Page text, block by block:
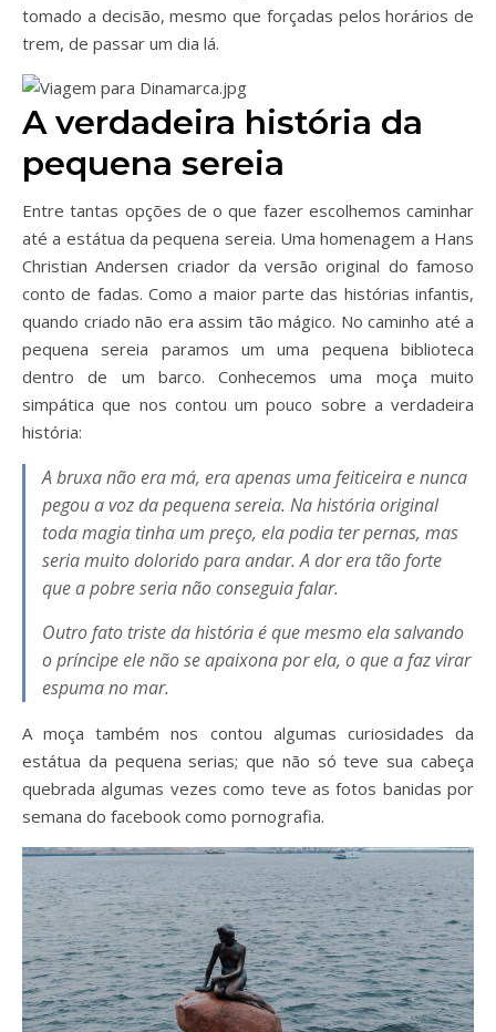
tomado a decisão, mesmo que forçadas pelos horários de
trem, de passar um dia lá.
A verdadeira história da
pequena sereia
Entre tantas opções de o que fazer escolhemos caminhar
até a estátua da pequena sereia. Uma homenagem a Hans
Christian Andersen criador da versão original do famoso
conto de fadas. Como a maior parte das histórias infantis,
quando criado não era assim tão mágico. No caminho até a
pequena sereia paramos um uma pequena biblioteca
dentro de um barco. Conhecemos uma moça muito
simpática que nos contou um pouco sobre a verdadeira
história:
A bruxa não era má, era apenas uma feiticeira e nunca
pegou a voz da pequena sereia. Na história original
toda magia tinha um preço, ela podia ter pernas, mas
seria muito dolorido para andar. A dor era tão forte
que a pobre seria não conseguia falar.
Outro fato triste da história é que mesmo ela salvando
o príncipe ele não se apaixona por ela, o que a faz virar
espuma no mar.
A moça também nos contou algumas curiosidades da
estátua da pequena serias; que não só teve sua cabeça
quebrada algumas vezes como teve as fotos banidas por
semana do facebook como pornografia.